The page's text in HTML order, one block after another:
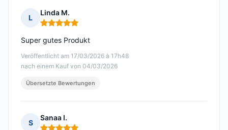
L
Linda M.
Hinweis: 5 von 5
Veröffentlicht am 17/03/2026 à 17h48
nach einem Kauf von 04/03/2026
Super gutes Produkt
Übersetzte Bewertungen
S
Sanaa I.